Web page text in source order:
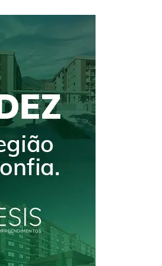
operacionais da